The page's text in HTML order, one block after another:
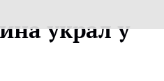
украл у